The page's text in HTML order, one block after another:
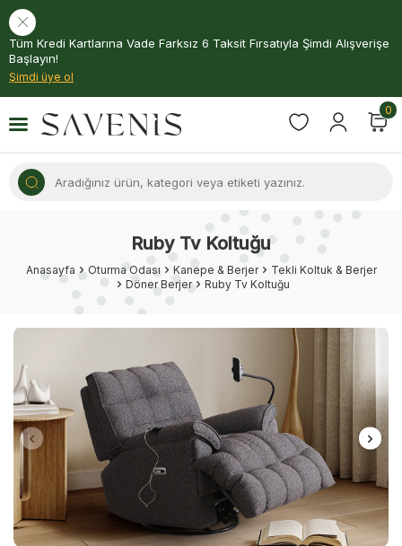
Tüm Kredi Kartlarına Vade Farksız 6 Taksit Fırsatıyla Şimdi Alışverişe
Başlayın!
Şimdi üye ol
0
Ruby Tv Koltuğu
Anasayfa Oturma Odası Kanepe & Berjer
Tekli Koltuk & Berjer
Döner Berjer
Ruby Tv Koltuğu